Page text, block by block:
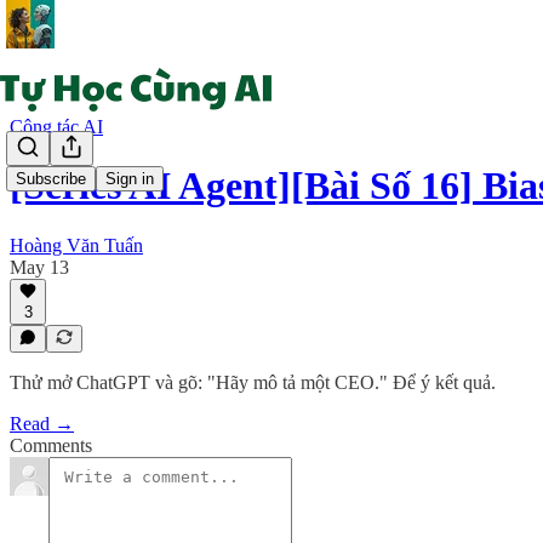
Subscribe Sign in
Cộng tác AI
[Series AI Agent][Bài Số 16]
Hoàng Văn Tuấn
May 13
3
Thử mở ChatGPT và gõ: "Hãy mô tả một CEO." Để ý kết quả.
Read →
Comments